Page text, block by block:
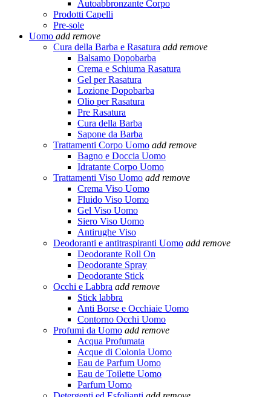
Autoabbronzante Corpo
Prodotti Capelli
Pre-sole
Uomo add remove
Cura della Barba e Rasatura add remove
Balsamo Dopobarba
Crema e Schiuma Rasatura
Gel per Rasatura
Lozione Dopobarba
Olio per Rasatura
Pre Rasatura
Cura della Barba
Sapone da Barba
Trattamenti Corpo Uomo add remove
Bagno e Doccia Uomo
Idratante Corpo Uomo
Trattamenti Viso Uomo add remove
Crema Viso Uomo
Fluido Viso Uomo
Gel Viso Uomo
Siero Viso Uomo
Antirughe Viso
Deodoranti e antitraspiranti Uomo add remove
Deodorante Roll On
Deodorante Spray
Deodorante Stick
Occhi e Labbra add remove
Stick labbra
Anti Borse e Occhiaie Uomo
Contorno Occhi Uomo
Profumi da Uomo add remove
Acqua Profumata
Acque di Colonia Uomo
Eau de Parfum Uomo
Eau de Toilette Uomo
Parfum Uomo